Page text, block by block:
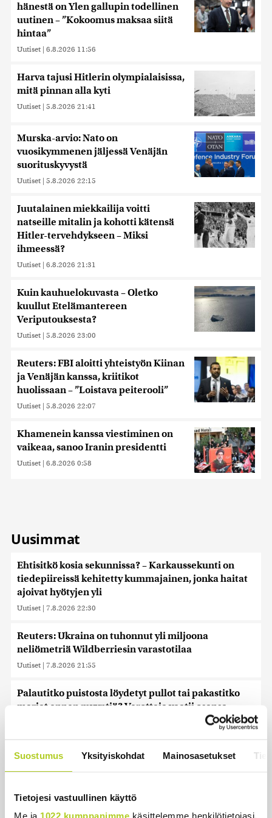
Suostumus Yksityiskohdat Mainosasetukset
Tietojesi vastuullinen käyttö
Me ja 1022 kumppanimme käsittelemme henkilötietojasi,
hänestä on Ylen gallupin todellinen
uutinen – ”Kokoomus maksaa siitä
hintaa”
Uutiset | 6.8.2026 11:56
Harva tajusi Hitlerin olympialaisissa,
mitä pinnan alla kyti
Uutiset | 5.8.2026 21:41
Murska-arvio: Nato on
vuosikymmenen jäljessä Venäjän
suorituskyvystä
Uutiset | 5.8.2026 22:15
Juutalainen miekkailija voitti
natseille mitalin ja kohotti kätensä
Hitler-tervehdykseen – Miksi
ihmeessä?
Uutiset | 6.8.2026 21:31
Kuin kauhuelokuvasta – Oletko
kuullut Etelämantereen
Veriputouksesta?
Uutiset | 5.8.2026 23:00
Reuters: FBI aloitti yhteistyön Kiinan
ja Venäjän kanssa, kriitikot
huolissaan – ”Loistava peiterooli”
Uutiset | 5.8.2026 22:07
Khamenein kanssa viestiminen on
vaikeaa, sanoo Iranin presidentti
Uutiset | 6.8.2026 0:58
Uusimmat
Ehtisitkö kosia sekunnissa? – Karkaussekunti on
tiedepiireissä kehitetty kummajainen, jonka haitat
ajoivat hyötyjen yli
Uutiset | 7.8.2026 22:30
Reuters: Ukraina on tuhonnut yli miljoona
neliömetriä Wildberriesin varastotilaa
Uutiset | 7.8.2026 21:55
Palautitko puistosta löydetyt pullot tai pakastitko
marjat ennen myyntiä? Verottaja vaatii osansa
Timo Laaninen julistaa Wille Rydmanin Suomen
taitavimmaksi poliitikoksi